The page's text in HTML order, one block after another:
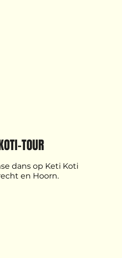
TOUR
dans op Keti Koti
en Hoorn.